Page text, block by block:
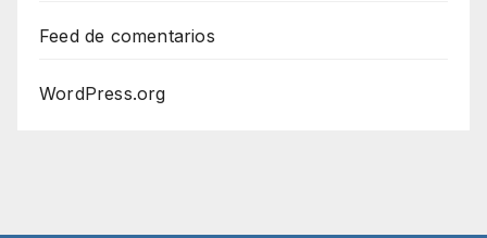
Feed de comentarios
WordPress.org